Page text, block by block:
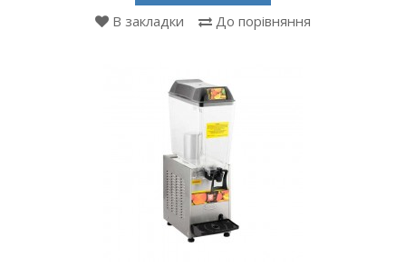
В закладки До порівняння